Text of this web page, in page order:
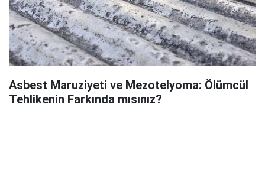
Asbest Maruziyeti ve Mezotelyoma: Ölümcül
Tehlikenin Farkında mısınız?